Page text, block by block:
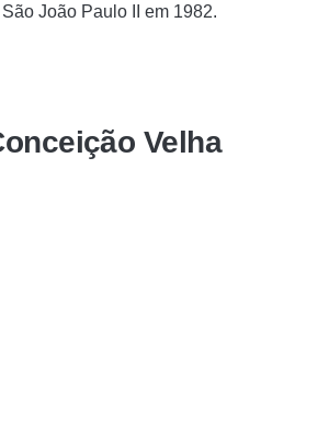
João Paulo II em 1982.
Velha